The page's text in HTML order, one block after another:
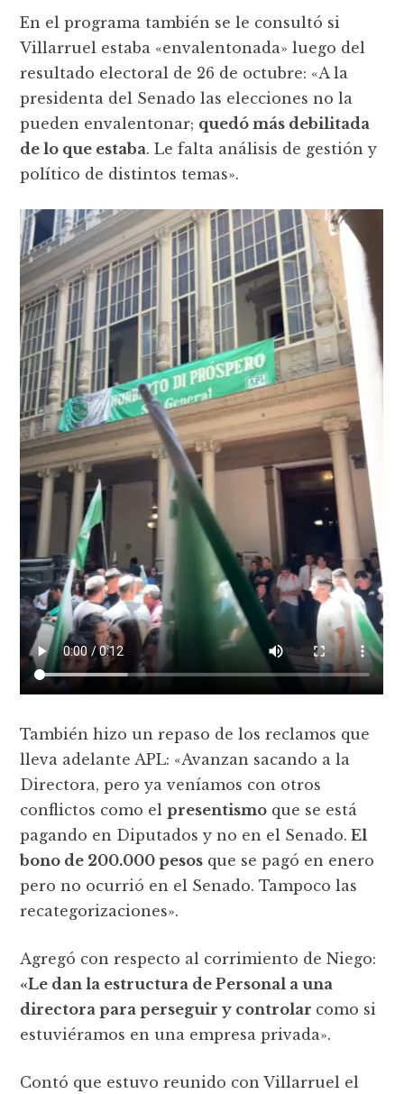
En el programa también se le consultó si
Villarruel estaba «envalentonada» luego del
resultado electoral de 26 de octubre: «A la
presidenta del Senado las elecciones no la
pueden envalentonar; quedó más debilitada
de lo que estaba. Le falta análisis de gestión y
político de distintos temas».
También hizo un repaso de los reclamos que
lleva adelante APL: «Avanzan sacando a la
Directora, pero ya veníamos con otros
conflictos como elpresentismo que se está
pagando en Diputados y no en el Senado. El
bono de 200.000 pesos que se pagó en enero
pero no ocurrió en el Senado. Tampoco las
recategorizaciones».
Agregó con respecto al corrimiento de Niego:
«Le dan la estructura de Personal a una
directora para perseguir y controlar como si
estuviéramos en una empresa privada».
Contó que estuvo reunido con Villarruel el